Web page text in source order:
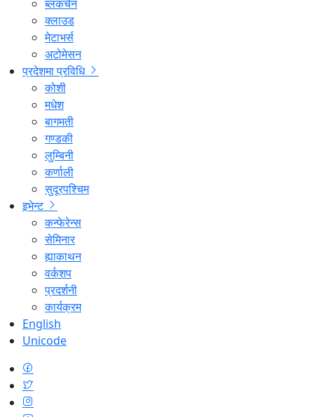
ब्लकचेन
क्लाउड
मेटाभर्स
अटोमेसन
प्रदेशमा प्रविधि
कोशी
मधेश
बागमती
गण्डकी
लुम्बिनी
कर्णाली
सुदूरपश्चिम
इभेन्ट
कन्फेरेन्स
सेमिनार
ह्याकाथन
वर्कशप
प्रदर्शनी
कार्यक्रम
English
Unicode